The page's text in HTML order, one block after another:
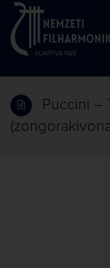
Puccini –